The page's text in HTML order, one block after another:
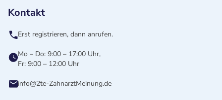
Kontakt
Erst registrieren, dann anrufen.
Mo – Do: 9:00 – 17:00 Uhr,
Fr: 9:00 – 12:00 Uhr
info@2te-ZahnarztMeinung.de